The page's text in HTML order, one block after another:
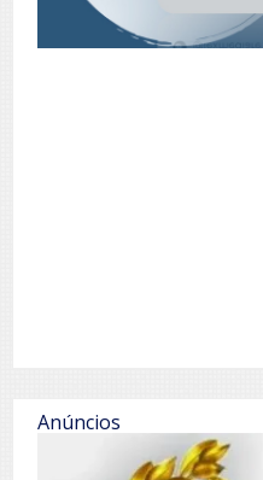
Anúncios